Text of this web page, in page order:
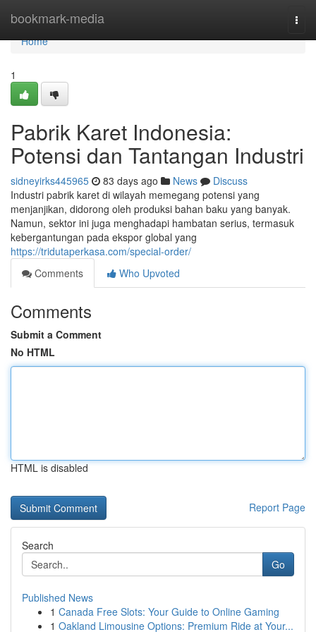
bookmark-media
Home
Home
1
Pabrik Karet Indonesia:
Potensi dan Tantangan Industri
sidneyirks445965 83 days ago News
Discuss
Industri pabrik karet di wilayah memegang potensi yang
menjanjikan, didorong oleh produksi bahan baku yang banyak.
Namun, sektor ini juga menghadapi hambatan serius, termasuk
kebergantungan pada ekspor global yang
https://tridutaperkasa.com/special-order/
Comments
Who Upvoted
Comments
Submit a Comment
No HTML
HTML is disabled
Report Page
Search
Go
Published News
1 Canada Free Slots: Your Guide to Online Gaming
1 Oakland Limousine Options: Premium Ride at Your...